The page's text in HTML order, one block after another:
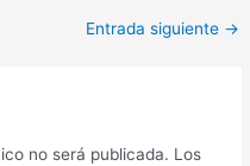
Entrada siguiente →
no será publicada. Los